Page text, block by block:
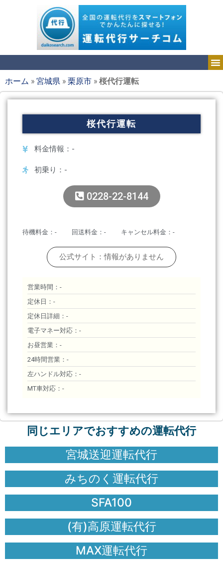
ホーム »宮城県 »栗原市 »桜代行運転
桜代行運転
料金情報：-
初乗り：-
0228-22-8144
待機料金：- 回送料金：- キャンセル料金：-
公式サイト：情報がありません
営業時間：-
定休日：-
定休日詳細：-
電子マネー対応：-
お昼営業：-
24時間営業：-
左ハンドル対応：-
MT車対応：-
同じエリアでおすすめの運転代行
宮城送迎運転代行
みちのく運転代行
SFA100
(有)高原運転代行
MAX運転代行